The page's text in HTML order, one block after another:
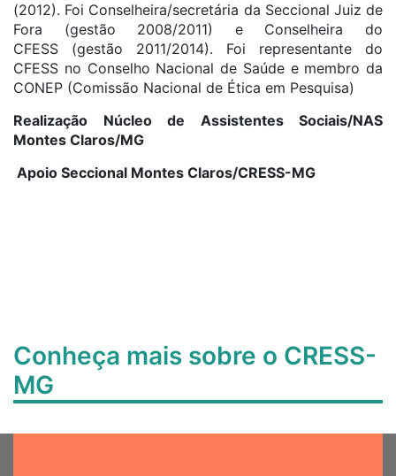
(2012). Foi Conselheira/secretária da Seccional Juiz de
Fora (gestão 2008/2011) e Conselheira do
CFESS (gestão 2011/2014). Foi representante do
CFESS no Conselho Nacional de Saúde e membro da
CONEP (Comissão Nacional de Ética em Pesquisa)
Realização Núcleo de Assistentes Sociais/NAS
Montes Claros/MG
Apoio Seccional Montes Claros/CRESS-MG
Conheça mais sobre o CRESS-
MG